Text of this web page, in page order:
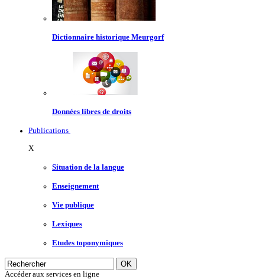
Dictionnaire historique Meurgorf
Données libres de droits
Publications
X
Situation de la langue
Enseignement
Vie publique
Lexiques
Etudes toponymiques
Accéder aux services en ligne